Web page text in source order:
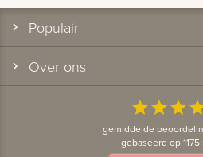
Populair
Over ons
starstarstar
gemiddelde
gebaseerd op